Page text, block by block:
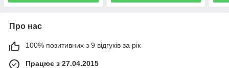
Про нас
100% позитивних з 9 відгуків за рік
Працює з 27.04.2015